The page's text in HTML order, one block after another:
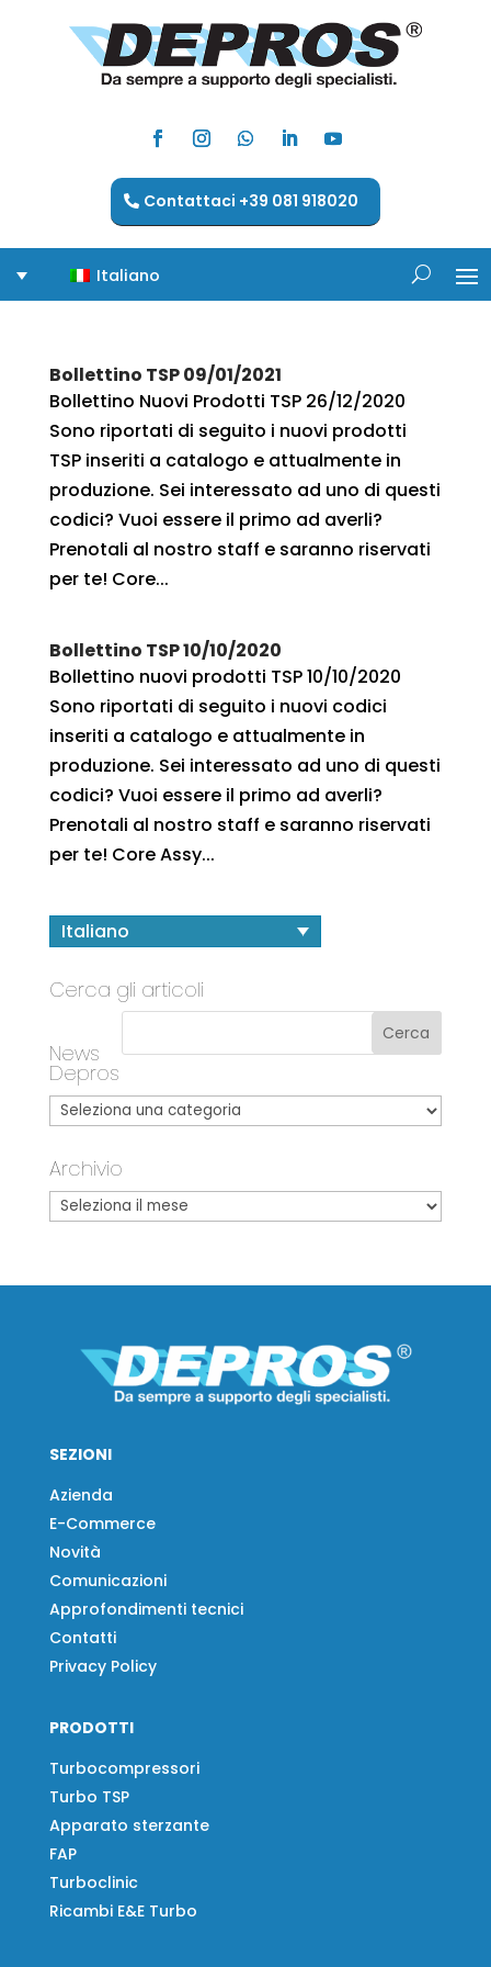
Contattaci +39 081 918020
Italiano
Bollettino TSP 09/01/2021
Bollettino Nuovi Prodotti TSP 26/12/2020
Sono riportati di seguito i nuovi prodotti
TSP inseriti a catalogo e attualmente in
produzione. Sei interessato ad uno di questi
codici? Vuoi essere il primo ad averli?
Prenotali al nostro staff e saranno riservati
per te! Core...
Bollettino TSP 10/10/2020
Bollettino nuovi prodotti TSP 10/10/2020
Sono riportati di seguito i nuovi codici
inseriti a catalogo e attualmente in
produzione. Sei interessato ad uno di questi
codici? Vuoi essere il primo ad averli?
Prenotali al nostro staff e saranno riservati
per te! Core Assy...
Italiano
Cerca gli articoli
News
Depros
Archivio
SEZIONI
Azienda
E-Commerce
Novità
Comunicazioni
Approfondimenti tecnici
Contatti
Privacy Policy
PRODOTTI
Turbocompressori
Turbo TSP
Apparato sterzante
FAP
Turboclinic
Ricambi E&E Turbo